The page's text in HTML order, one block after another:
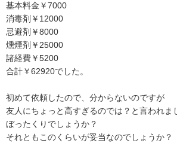
基本料金￥7000
消毒剤￥12000
忌避剤￥8000
燻煙剤￥25000
諸経費￥5200
合計￥62920でした。
初めて依頼したので、分からないのですが
友人にちょっと高すぎるのでは？と言われま
ぼったくりでしょうか？
それともこのくらいが妥当なのでしょうか？